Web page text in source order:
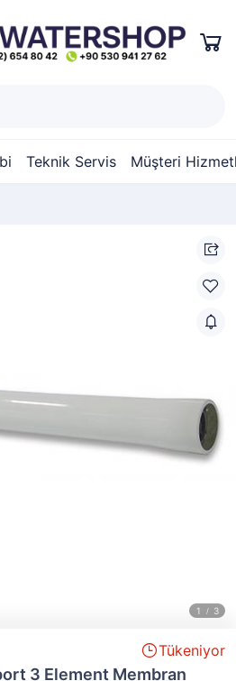
Teknik Servis Müşteri
Tükeniyor
3 Element Membran